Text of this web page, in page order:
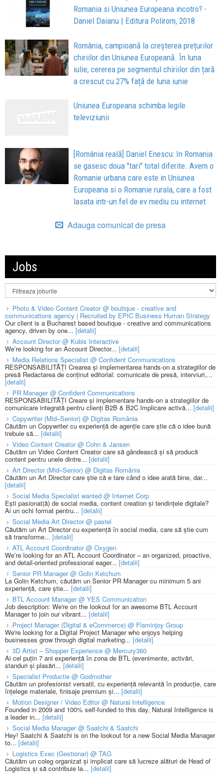
Romania si Uniunea Europeana incotro? -
Daniel Daianu | Editura Polirom, 2018
România, campioană la creșterea prețurilor
chiriilor din Uniunea Europeană. În luna
iulie, cererea pe segmentul chiriilor din țară
a crescut cu 27% față de luna iunie
Uniunea Europeana schimba legile
televiziunii
[România reală] Daniel Enescu: In Romania
se gasesc doua "tari" total diferite. Avem o
Romanie urbana care este in Uniunea
Europeana si o Romanie rurala, care a fost
lasata intr-un fel de ev mediu cu internet
Adauga comunicat de presa
Jobs
Photo & Video Content Creator @ boutique - creative and
communications agency | Recruited by EPIC Business Human Strategy
Our client is a Bucharest based boutique - creative and communications
agency, driven by one... [detalii]
Account Director @ Kubis Interactive
We’re looking for an Account Director... [detalii]
Media Relations Specialist @ Confident Communications
RESPONSABILITĂȚI Crearea și implementarea hands-on a strategiilor de
presă Redactarea de conținut editorial: comunicate de presă, interviuri,...
[detalii]
PR Manager @ Confident Communications
RESPONSABILITĂȚI Creare și implementare hands-on a strategiilor de
comunicare integrată pentru clienți B2B & B2C Implicare activă... [detalii]
Copywriter (Mid–Senior) @ Digitas România
Căutăm un Copywriter cu experiență de agenție care știe că o idee bună
trebuie să... [detalii]
Video Content Creator @ Cohn & Jansen
Căutăm un Video Content Creator care să gândească și să producă
content pentru unele dintre... [detalii]
Art Director (Mid–Senior) @ Digitas România
Căutăm un Art Director care știe că e tare când o idee arată bine, dar...
[detalii]
Social Media Specialist wanted @ Internet Corp
Ești pasionat(ă) de social media, content creation și tendințele digitale?
Ai un ochi format pentru... [detalii]
Social Media Art Director @ pastel
Căutăm un Art Director cu experiență în social media, care să știe cum
să transforme... [detalii]
ATL Account Coordinator @ Oxygen
We’re looking for an ATL Account Coordinator – an organized, proactive,
and detail-oriented professional eager... [detalii]
Senior PR Manager @ Golin Ketchum
La Golin Ketchum, căutăm un Senior PR Manager cu minimum 5 ani
experiență, care știe... [detalii]
BTL Account Manager @ YES Communication
Job description: We're on the lookout for an awesome BTL Account
Manager to join our vibrant... [detalii]
Project Manager (Digital & eCommerce) @ Flaminjoy Group
We're looking for a Digital Project Manager who enjoys helping
businesses grow through digital marketing... [detalii]
3D Artist – Shopper Experience @ Mercury360
Ai cel puțin 7 ani experiență în zona de BTL (evenimente, activări,
standuri și plasări...[detalii]
Specialist Productie @ Godmother
Căutăm un profesionist versatil, cu experiență relevantă în producție, care
înțelege materiale, finisaje premium și... [detalii]
Motion Designer / Video Editor @ Natural Intelligence
Founded in 2009 and 100% self-funded to this day, Natural Intelligence is
a leader in... [detalii]
Social Media Manager @ Saatchi & Saatchi
Hey! Saatchi & Saatchi is on the lookout for a new Social Media Manager
to... [detalii]
Logistics Exec (Gestionar) @ TAG
Căutăm un coleg organizat și implicat care să lucreze alături de Head of
Logistics și să contribuie la... [detalii]